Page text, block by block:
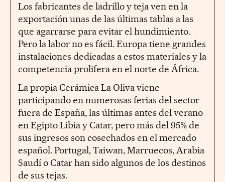
Los fabricantes de ladrillo y teja ven en la
exportación unas de las últimas tablas a las
que agarrarse para evitar el hundimiento.
Pero la labor no es fácil. Europa tiene grandes
instalaciones dedicadas a estos materiales y la
competencia prolifera en el norte de África.
La propia Cerámica La Oliva viene
participando en numerosas ferias del sector
fuera de España, las últimas antes del verano
en Egipto Libia y Catar, pero más del 95% de
sus ingresos son cosechados en el mercado
español. Portugal, Taiwan, Marruecos, Arabia
Saudí o Catar han sido algunos de los destinos
de sus tejas.